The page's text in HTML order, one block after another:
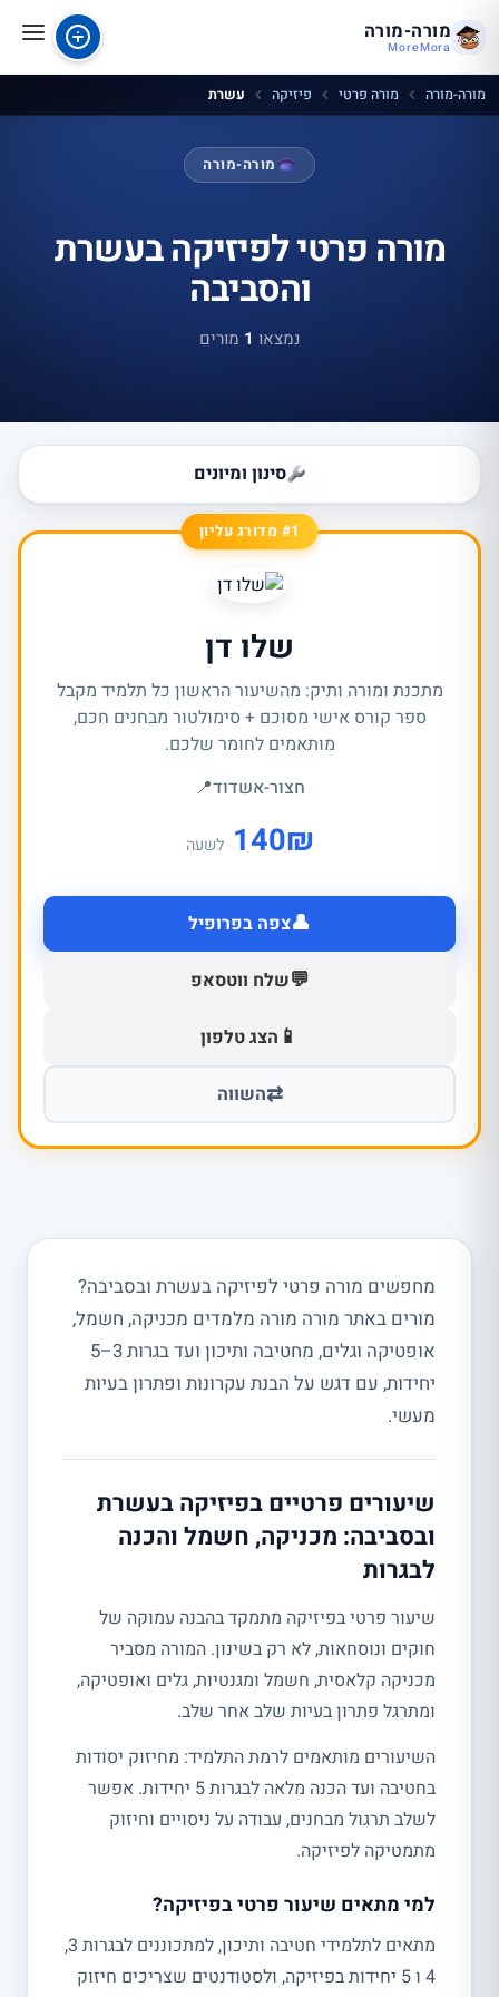
מורה-מורה
MoreMora
מורה-מורה מורה פרטי פיזיקה עשרת
מורה-מורה
מורה פרטי לפיזיקה בעשרת
והסביבה
נמצאו 1 מורים
סינון ומיונים
#1 מדורג עליון
שלו דן
מתכנת ומורה ותיק: מהשיעור הראשון כל תלמיד מקבל
ספר קורס אישי מסוכם + סימולטור מבחנים חכם,
מותאמים לחומר שלכם.
חצור-אשדוד📍
₪
140 לשעה
👤צפה בפרופיל
💬שלח ווטסאפ
📱 הצג טלפון
⇄השווה
מחפשים מורה פרטי לפיזיקה בעשרת ובסביבה?
מורים באתר מורה מורה מלמדים מכניקה, חשמל,
אופטיקה וגלים, מחטיבה ותיכון ועד בגרות 3–5
יחידות, עם דגש על הבנת עקרונות ופתרון בעיות
מעשי.
שיעורים פרטיים בפיזיקה בעשרת
ובסביבה: מכניקה, חשמל והכנה
לבגרות
שיעור פרטי בפיזיקה מתמקד בהבנה עמוקה של
חוקים ונוסחאות, לא רק בשינון. המורה מסביר
מכניקה קלאסית, חשמל ומגנטיות, גלים ואופטיקה,
ומתרגל פתרון בעיות שלב אחר שלב.
השיעורים מותאמים לרמת התלמיד: מחיזוק יסודות
בחטיבה ועד הכנה מלאה לבגרות 5 יחידות. אפשר
לשלב תרגול מבחנים, עבודה על ניסויים וחיזוק
מתמטיקה לפיזיקה.
למי מתאים שיעור פרטי בפיזיקה?
מתאים לתלמידי חטיבה ותיכון, למתכוננים לבגרות 3,
4 ו 5 יחידות בפיזיקה, ולסטודנטים שצריכים חיזוק